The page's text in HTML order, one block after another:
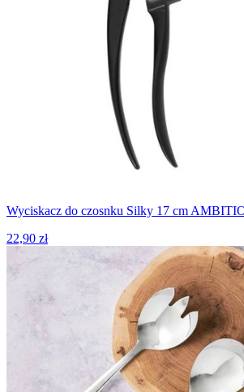
Wyciskacz do czosnku Silky 17 cm
22,90 zł